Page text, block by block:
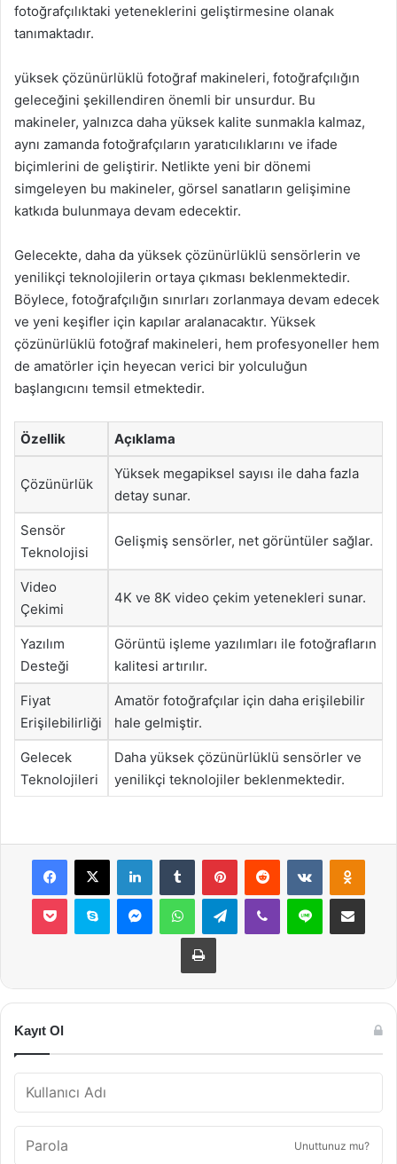
fotoğrafçılıktaki yeteneklerini geliştirmesine olanak
tanımaktadır.
yüksek çözünürlüklü fotoğraf makineleri, fotoğrafçılığın
geleceğini şekillendiren önemli bir unsurdur. Bu
makineler, yalnızca daha yüksek kalite sunmakla kalmaz,
aynı zamanda fotoğrafçıların yaratıcılıklarını ve ifade
biçimlerini de geliştirir. Netlikte yeni bir dönemi
simgeleyen bu makineler, görsel sanatların gelişimine
katkıda bulunmaya devam edecektir.
Gelecekte, daha da yüksek çözünürlüklü sensörlerin ve
yenilikçi teknolojilerin ortaya çıkması beklenmektedir.
Böylece, fotoğrafçılığın sınırları zorlanmaya devam edecek
ve yeni keşifler için kapılar aralanacaktır. Yüksek
çözünürlüklü fotoğraf makineleri, hem profesyoneller hem
de amatörler için heyecan verici bir yolculuğun
başlangıcını temsil etmektedir.
Özellik Açıklama
Çözünürlük
Yüksek megapiksel sayısı ile daha fazla
detay sunar.
Sensör
Teknolojisi
Gelişmiş sensörler, net görüntüler sağlar.
Video
Çekimi
4K ve 8K video çekim yetenekleri sunar.
Yazılım
Desteği
Görüntü işleme yazılımları ile fotoğrafların
kalitesi artırılır.
Fiyat
Erişilebilirliği
Amatör fotoğrafçılar için daha erişilebilir
hale gelmiştir.
Gelecek
Teknolojileri
Daha yüksek çözünürlüklü sensörler ve
yenilikçi teknolojiler beklenmektedir.
Facebook
X LinkedInTumblr PinterestReddit VKontakte
Pocket Skype MessengerWhatsAppTelegramViber Line E-Posta ile
Yazdır
Kayıt Ol
Unuttunuz mu?